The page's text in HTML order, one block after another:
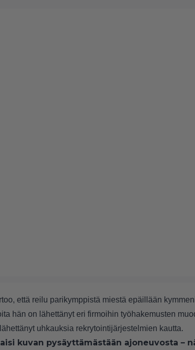
että reilu parikymppistä miestä epäillään
hän on lähettänyt eri firmoihin työhakemusten
uhkauksia rekrytointijärjestelmien kautta.
kuvan pysäyttämästään ajoneuvosta –